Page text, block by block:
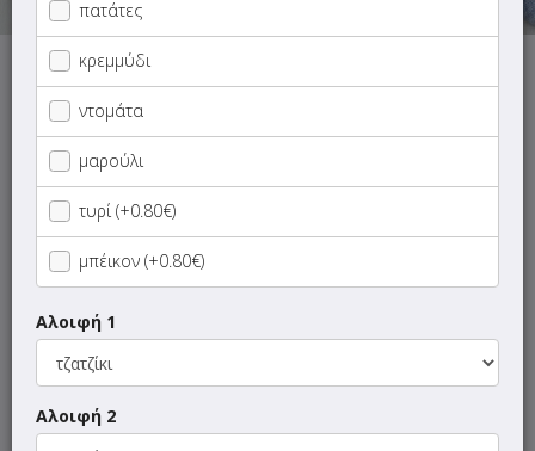
Αυτή τη στιγμή το κατάστημα δεν εξυπηρετεί παραγγελίες.
ΜΕΝΟΥ
Γρήγορη
αναζήτηση
προϊόντος...
Κουβέρ
Πιάτα Ημέρας
Ορεκτικά
πατάτες
κρεμμύδι
ντομάτα
μαρούλι
τυρί (+0.80€)
μπέικον (+0.80€)
Αλοιφή 1
Αλοιφή 2